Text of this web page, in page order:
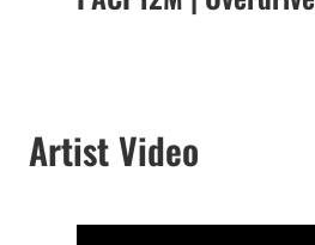
Artist Video